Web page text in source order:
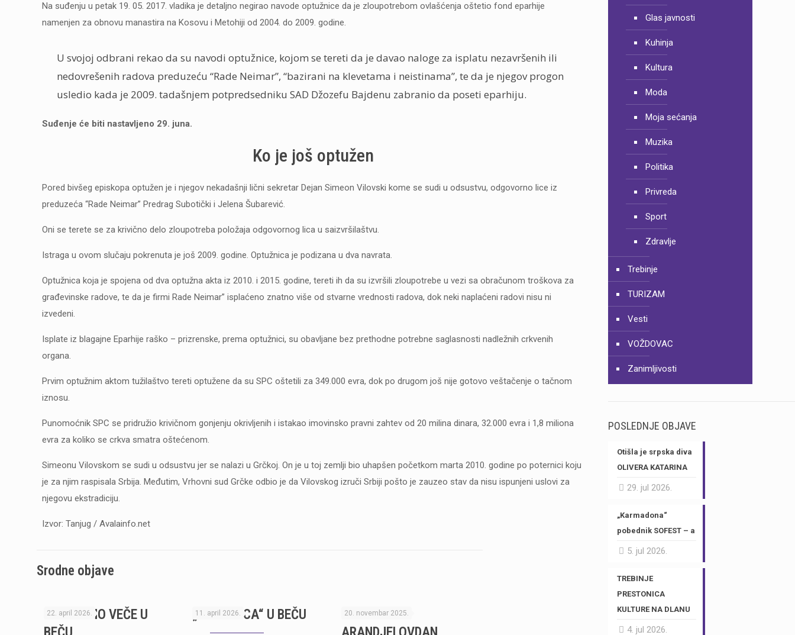
Na suđenju u petak 19. 05. 2017. vladika je detaljno negirao navode optužnice da je zloupotrebom ovlašćenja oštetio fond eparhije
namenjen za obnovu manastira na Kosovu i Metohiji od 2004. do 2009. godine.
U svojoj odbrani rekao da su navodi optužnice, kojom se tereti da je davao naloge za isplatu nezavršenih ili
nedovrešenih radova preduzeću “Rade Neimar”, “bazirani na klevetama i neistinama”, te da je njegov progon
usledio kada je 2009. tadašnjem potpredsedniku SAD Džozefu Bajdenu zabranio da poseti eparhiju.
Suđenje će biti nastavljeno 29. juna.
Ko je još optužen
Pored bivšeg episkopa optužen je i njegov nekadašnji lični sekretar Dejan Simeon Vilovski kome se sudi u odsustvu, odgovorno lice iz
preduzeća “Rade Neimar” Predrag Subotički i Jelena Šubarević.
Oni se terete se za krivično delo zloupotreba položaja odgovornog lica u saizvršilaštvu.
Istraga u ovom slučaju pokrenuta je još 2009. godine. Optužnica je podizana u dva navrata.
Optužnica koja je spojena od dva optužna akta iz 2010. i 2015. godine, tereti ih da su izvršili zloupotrebe u vezi sa obračunom troškova za
građevinske radove, te da je firmi Rade Neimar” isplaćeno znatno više od stvarne vrednosti radova, dok neki naplaćeni radovi nisu ni
izvedeni.
Isplate iz blagajne Eparhije raško – prizrenske, prema optužnici, su obavljane bez prethodne potrebne saglasnosti nadležnih crkvenih
organa.
Prvim optužnim aktom tužilaštvo tereti optužene da su SPC oštetili za 349.000 evra, dok po drugom još nije gotovo veštačenje o tačnom
iznosu.
Punomoćnik SPC se pridružio krivičnom gonjenju okrivljenih i istakao imovinsko pravni zahtev od 20 milina dinara, 32.000 evra i 1,8 miliona
evra za koliko se crkva smatra oštećenom.
Simeonu Vilovskom se sudi u odsustvu jer se nalazi u Grčkoj. On je u toj zemlji bio uhapšen početkom marta 2010. godine po poternici koju
je za njim raspisala Srbija. Međutim, Vrhovni sud Grčke odbio je da Vilovskog izruči Srbiji pošto je zauzeo stav da nisu ispunjeni uslovi za
njegovu ekstradiciju.
Izvor: Tanjug / Avalainfo.net
Srodne objave
22. april 2026.
KNJIŽEVNO VEČE U
11. april 2026.
„OCI OTACA“ U BEČU 20. novembar 2025.
SUTRA JE
Glas javnosti
Kuhinja
Kultura
Moda
Moja sećanja
Muzika
Politika
Privreda
Sport
Zdravlje
Trebinje
TURIZAM
Vesti
VOŽDOVAC
Zanimljivosti
POSLEDNJE OBJAVE
Otišla je srpska diva
OLIVERA KATARINA
29. jul 2026.
„Karmadona“
pobednik SOFEST – a
5. jul 2026.
TREBINJE
PRESTONICA
KULTURE NA DLANU
4. jul 2026.